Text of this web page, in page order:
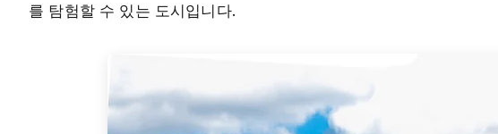
를 탐험할 수 있는 도시입니다.